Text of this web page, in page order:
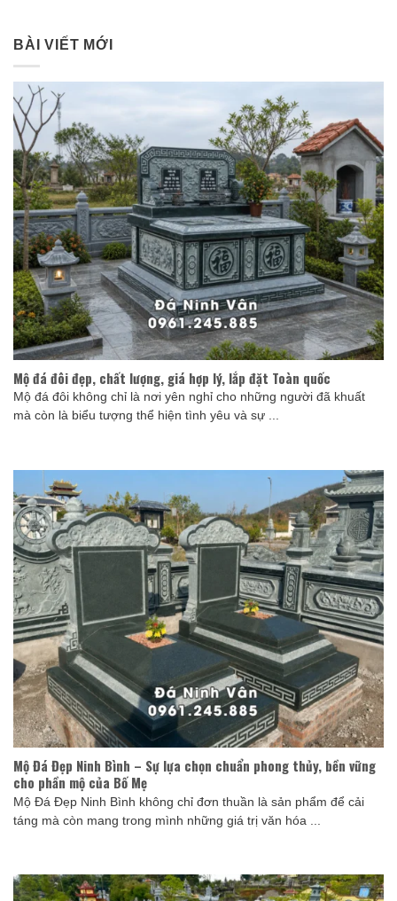
BÀI VIẾT MỚI
Mộ đá đôi đẹp, chất lượng, giá hợp lý, lắp đặt Toàn quốc
Mộ đá đôi không chỉ là nơi yên nghỉ cho những người đã khuất
mà còn là biểu tượng thể hiện tình yêu và sự ...
Mộ Đá Đẹp Ninh Bình – Sự lựa chọn chuẩn phong thủy, bền vững
cho phần mộ của Bố Mẹ
Mộ Đá Đẹp Ninh Bình không chỉ đơn thuần là sản phẩm để cải
táng mà còn mang trong mình những giá trị văn hóa ...